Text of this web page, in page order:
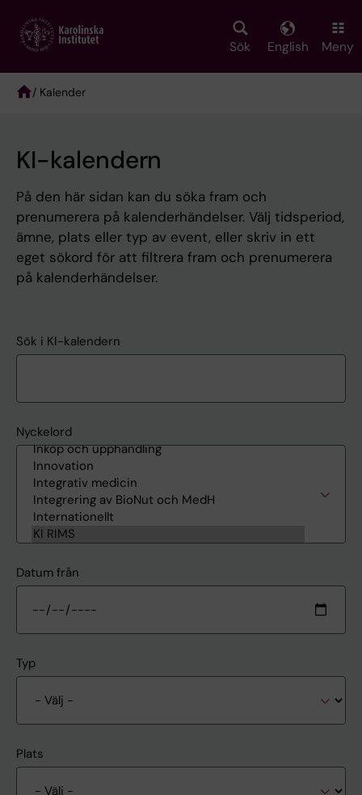
main
Sök English Meny
/ Kalender
KI-kalendern
På den här sidan kan du söka fram och
prenumerera på kalenderhändelser. Välj tidsperiod,
ämne, plats eller typ av event, eller skriv in ett
eget sökord för att filtrera fram och prenumerera
på kalenderhändelser.
Sök i KI-kalendern
Nyckelord
Datum från
Typ
Plats